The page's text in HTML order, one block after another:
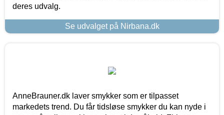
deres udvalg.
Se udvalget på Nirbana.dk
AnneBrauner.dk laver smykker som er tilpasset
markedets trend. Du får tidsløse smykker du kan nyde i